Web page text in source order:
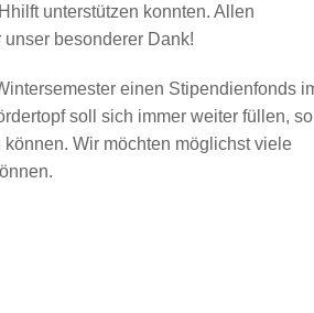
unterstützen konnten. Allen
besonderer Dank!
einen Stipendienfonds
soll sich immer weiter füllen,
Wir möchten möglichst viele